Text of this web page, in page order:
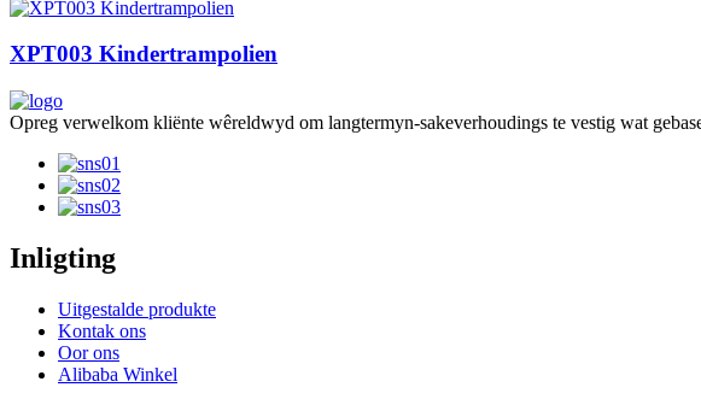
XPT003 Kindertrampolien
Opreg verwelkom kliënte wêreldwyd om langtermyn-sakeverhoudings te vestig wat
Inligting
Uitgestalde produkte
Kontak ons
Oor ons
Alibaba Winkel